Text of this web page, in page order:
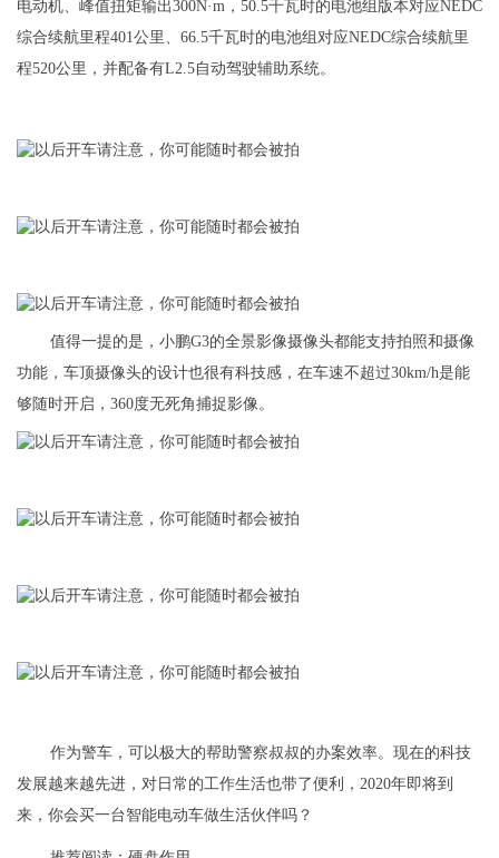
电动机、峰值扭矩输出300N·m，50.5千瓦时的电池组版本对应NEDC
综合续航里程401公里、66.5千瓦时的电池组对应NEDC综合续航里
程520公里，并配备有L2.5自动驾驶辅助系统。
值得一提的是，小鹏G3的全景影像摄像头都能支持拍照和摄像
功能，车顶摄像头的设计也很有科技感，在车速不超过30km/h是能
够随时开启，360度无死角捕捉影像。
作为警车，可以极大的帮助警察叔叔的办案效率。现在的科技
发展越来越先进，对日常的工作生活也带了便利，2020年即将到
来，你会买一台智能电动车做生活伙伴吗？